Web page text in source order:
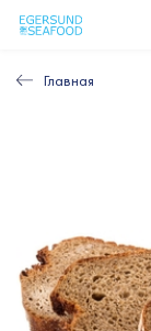
Главная